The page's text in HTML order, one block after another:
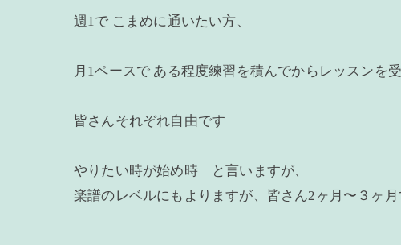
週1で こまめに通いたい方、
月1ペースで ある程度練習を積んでからレッスンを受
皆さんそれぞれ自由です
やりたい時が始め時 と言いますが、
楽譜のレベルにもよりますが、皆さん2ヶ月〜３ヶ